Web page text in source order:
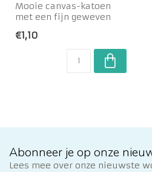
Mooie canvas-katoen
met een fijn geweven
€1,10
Abonneer je op onze
Lees mee over onze nieuwste